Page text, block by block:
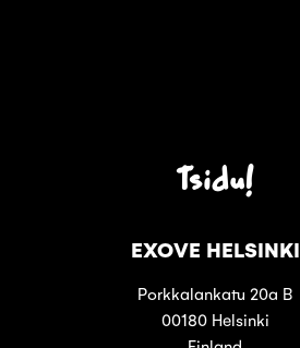
Tsidu!
EXOVE HELSINKI
Porkkalankatu 20a B
00180 Helsinki